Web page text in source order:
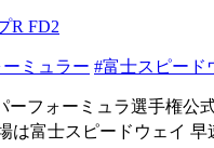
R FD2
ミュラー #富士スピード
ーフォーミュラ選手権公
富士スピードウェイ 早